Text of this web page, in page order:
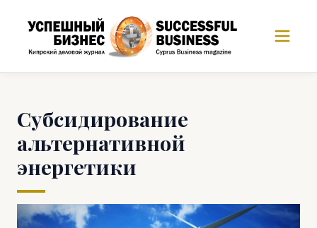
Субсидирование
альтернативной
энергетики